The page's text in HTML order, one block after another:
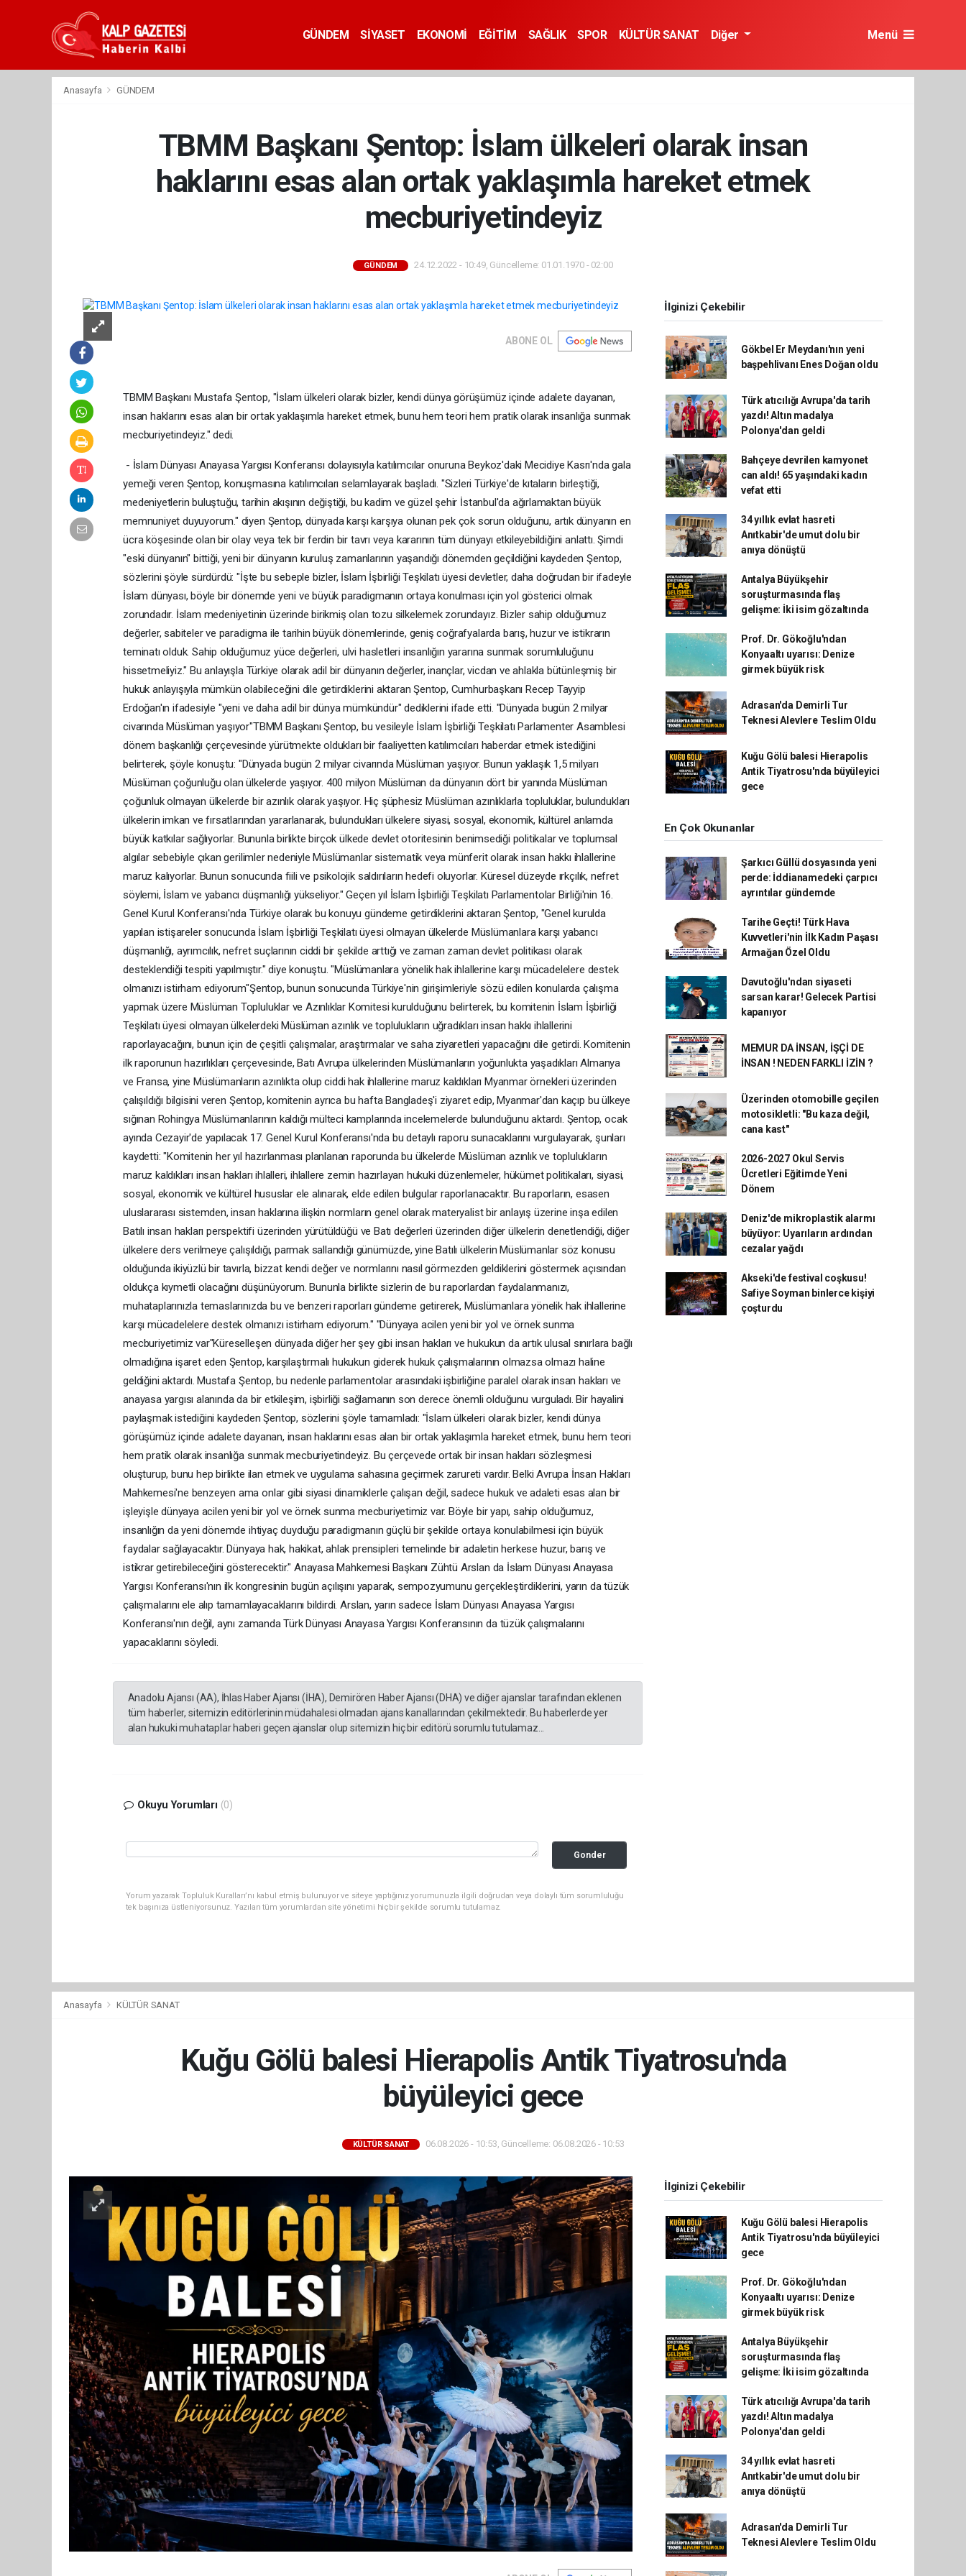
GÜNDEM SİYASET EKONOMİ EĞİTİM SAĞLIK SPOR KÜLTÜR SANAT Diğer Menü
Anasayfa GÜNDEM
TBMM Başkanı Şentop: İslam ülkeleri olarak insan
haklarını esas alan ortak yaklaşımla hareket etmek
mecburiyetindeyiz
GÜNDEM 24.12.2022 - 10:49, Güncelleme: 01.01.1970 - 02:00
ABONE OL
TBMM Başkanı Mustafa Şentop, "İslam ülkeleri olarak bizler, kendi dünya görüşümüz içinde adalete dayanan,
insan haklarını esas alan bir ortak yaklaşımla hareket etmek, bunu hem teori hem pratik olarak insanlığa sunmak
mecburiyetindeyiz." dedi.
- İslam Dünyası Anayasa Yargısı Konferansı dolayısıyla katılımcılar onuruna Beykoz'daki Mecidiye Kasrı'nda gala
yemeği veren Şentop, konuşmasına katılımcıları selamlayarak başladı. "Sizleri Türkiye'de kıtaların birleştiği,
medeniyetlerin buluştuğu, tarihin akışının değiştiği, bu kadim ve güzel şehir İstanbul'da ağırlamaktan büyük
memnuniyet duyuyorum." diyen Şentop, dünyada karşı karşıya olunan pek çok sorun olduğunu, artık dünyanın en
ücra köşesinde olan bir olay veya tek bir ferdin bir tavrı veya kararının tüm dünyayı etkileyebildiğini anlattı. Şimdi
"eski dünyanın" bittiği, yeni bir dünyanın kuruluş zamanlarının yaşandığı dönemden geçildiğini kaydeden Şentop,
sözlerini şöyle sürdürdü: "İşte bu sebeple bizler, İslam İşbirliği Teşkilatı üyesi devletler, daha doğrudan bir ifadeyle
İslam dünyası, böyle bir dönemde yeni ve büyük paradigmanın ortaya konulması için yol gösterici olmak
zorundadır. İslam medeniyetinin üzerinde birikmiş olan tozu silkelemek zorundayız. Bizler sahip olduğumuz
değerler, sabiteler ve paradigma ile tarihin büyük dönemlerinde, geniş coğrafyalarda barış, huzur ve istikrarın
teminatı olduk. Sahip olduğumuz yüce değerleri, ulvi hasletleri insanlığın yararına sunmak sorumluluğunu
hissetmeliyiz." Bu anlayışla Türkiye olarak adil bir dünyanın değerler, inançlar, vicdan ve ahlakla bütünleşmiş bir
hukuk anlayışıyla mümkün olabileceğini dile getirdiklerini aktaran Şentop, Cumhurbaşkanı Recep Tayyip
Erdoğan'ın ifadesiyle "yeni ve daha adil bir dünya mümkündür" dediklerini ifade etti. "Dünyada bugün 2 milyar
civarında Müslüman yaşıyor"TBMM Başkanı Şentop, bu vesileyle İslam İşbirliği Teşkilatı Parlamenter Asamblesi
dönem başkanlığı çerçevesinde yürütmekte oldukları bir faaliyetten katılımcıları haberdar etmek istediğini
belirterek, şöyle konuştu: "Dünyada bugün 2 milyar civarında Müslüman yaşıyor. Bunun yaklaşık 1,5 milyarı
Müslüman çoğunluğu olan ülkelerde yaşıyor. 400 milyon Müslüman da dünyanın dört bir yanında Müslüman
çoğunluk olmayan ülkelerde bir azınlık olarak yaşıyor. Hiç şüphesiz Müslüman azınlıklarla topluluklar, bulundukları
ülkelerin imkan ve fırsatlarından yararlanarak, bulundukları ülkelere siyasi, sosyal, ekonomik, kültürel anlamda
büyük katkılar sağlıyorlar. Bununla birlikte birçok ülkede devlet otoritesinin benimsediği politikalar ve toplumsal
algılar sebebiyle çıkan gerilimler nedeniyle Müslümanlar sistematik veya münferit olarak insan hakkı ihlallerine
maruz kalıyorlar. Bunun sonucunda fiili ve psikolojik saldırıların hedefi oluyorlar. Küresel düzeyde ırkçılık, nefret
söylemi, İslam ve yabancı düşmanlığı yükseliyor." Geçen yıl İslam İşbirliği Teşkilatı Parlamentolar Birliği'nin 16.
Genel Kurul Konferansı'nda Türkiye olarak bu konuyu gündeme getirdiklerini aktaran Şentop, "Genel kurulda
yapılan istişareler sonucunda İslam İşbirliği Teşkilatı üyesi olmayan ülkelerde Müslümanlara karşı yabancı
düşmanlığı, ayrımcılık, nefret suçlarının ciddi bir şekilde arttığı ve zaman zaman devlet politikası olarak
desteklendiği tespiti yapılmıştır." diye konuştu. "Müslümanlara yönelik hak ihlallerine karşı mücadelelere destek
olmanızı istirham ediyorum"Şentop, bunun sonucunda Türkiye'nin girişimleriyle sözü edilen konularda çalışma
yapmak üzere Müslüman Topluluklar ve Azınlıklar Komitesi kurulduğunu belirterek, bu komitenin İslam İşbirliği
Teşkilatı üyesi olmayan ülkelerdeki Müslüman azınlık ve toplulukların uğradıkları insan hakkı ihlallerini
raporlayacağını, bunun için de çeşitli çalışmalar, araştırmalar ve saha ziyaretleri yapacağını dile getirdi. Komitenin
ilk raporunun hazırlıkları çerçevesinde, Batı Avrupa ülkelerinden Müslümanların yoğunlukta yaşadıkları Almanya
ve Fransa, yine Müslümanların azınlıkta olup ciddi hak ihlallerine maruz kaldıkları Myanmar örnekleri üzerinden
çalışıldığı bilgisini veren Şentop, komitenin ayrıca bu hafta Bangladeş'i ziyaret edip, Myanmar'dan kaçıp bu ülkeye
sığınan Rohingya Müslümanlarının kaldığı mülteci kamplarında incelemelerde bulunduğunu aktardı. Şentop, ocak
ayında Cezayir'de yapılacak 17. Genel Kurul Konferansı'nda bu detaylı raporu sunacaklarını vurgulayarak, şunları
kaydetti: "Komitenin her yıl hazırlanması planlanan raporunda bu ülkelerde Müslüman azınlık ve toplulukların
maruz kaldıkları insan hakları ihlalleri, ihlallere zemin hazırlayan hukuki düzenlemeler, hükümet politikaları, siyasi,
sosyal, ekonomik ve kültürel hususlar ele alınarak, elde edilen bulgular raporlanacaktır. Bu raporların, esasen
uluslararası sistemden, insan haklarına ilişkin normların genel olarak materyalist bir anlayış üzerine inşa edilen
Batılı insan hakları perspektifi üzerinden yürütüldüğü ve Batı değerleri üzerinden diğer ülkelerin denetlendiği, diğer
ülkelere ders verilmeye çalışıldığı, parmak sallandığı günümüzde, yine Batılı ülkelerin Müslümanlar söz konusu
olduğunda ikiyüzlü bir tavırla, bizzat kendi değer ve normlarını nasıl görmezden geldiklerini göstermek açısından
oldukça kıymetli olacağını düşünüyorum. Bununla birlikte sizlerin de bu raporlardan faydalanmanızı,
muhataplarınızla temaslarınızda bu ve benzeri raporları gündeme getirerek, Müslümanlara yönelik hak ihlallerine
karşı mücadelelere destek olmanızı istirham ediyorum." "Dünyaya acilen yeni bir yol ve örnek sunma
mecburiyetimiz var"Küreselleşen dünyada diğer her şey gibi insan hakları ve hukukun da artık ulusal sınırlara bağlı
olmadığına işaret eden Şentop, karşılaştırmalı hukukun giderek hukuk çalışmalarının olmazsa olmazı haline
geldiğini aktardı. Mustafa Şentop, bu nedenle parlamentolar arasındaki işbirliğine paralel olarak insan hakları ve
anayasa yargısı alanında da bir etkileşim, işbirliği sağlamanın son derece önemli olduğunu vurguladı. Bir hayalini
paylaşmak istediğini kaydeden Şentop, sözlerini şöyle tamamladı: "İslam ülkeleri olarak bizler, kendi dünya
görüşümüz içinde adalete dayanan, insan haklarını esas alan bir ortak yaklaşımla hareket etmek, bunu hem teori
hem pratik olarak insanlığa sunmak mecburiyetindeyiz. Bu çerçevede ortak bir insan hakları sözleşmesi
oluşturup, bunu hep birlikte ilan etmek ve uygulama sahasına geçirmek zarureti vardır. Belki Avrupa İnsan Hakları
Mahkemesi'ne benzeyen ama onlar gibi siyasi dinamiklerle çalışan değil, sadece hukuk ve adaleti esas alan bir
işleyişle dünyaya acilen yeni bir yol ve örnek sunma mecburiyetimiz var. Böyle bir yapı, sahip olduğumuz,
insanlığın da yeni dönemde ihtiyaç duyduğu paradigmanın güçlü bir şekilde ortaya konulabilmesi için büyük
faydalar sağlayacaktır. Dünyaya hak, hakikat, ahlak prensipleri temelinde bir adaletin herkese huzur, barış ve
istikrar getirebileceğini gösterecektir." Anayasa Mahkemesi Başkanı Zühtü Arslan da İslam Dünyası Anayasa
Yargısı Konferansı'nın ilk kongresinin bugün açılışını yaparak, sempozyumunu gerçekleştirdiklerini, yarın da tüzük
çalışmalarını ele alıp tamamlayacaklarını bildirdi. Arslan, yarın sadece İslam Dünyası Anayasa Yargısı
Konferansı'nın değil, aynı zamanda Türk Dünyası Anayasa Yargısı Konferansının da tüzük çalışmalarını
yapacaklarını söyledi.
Anadolu Ajansı (AA), İhlas Haber Ajansı (İHA), Demirören Haber Ajansı (DHA) ve diğer ajanslar tarafından eklenen
tüm haberler, sitemizin editörlerinin müdahalesi olmadan ajans kanallarından çekilmektedir. Bu haberlerde yer
alan hukuki muhataplar haberi geçen ajanslar olup sitemizin hiç bir editörü sorumlu tutulamaz...
Okuyu Yorumları (0)
Gonder
Yorum yazarak Topluluk Kuralları’nı kabul etmiş bulunuyor ve siteye yaptığınız yorumunuzla ilgili doğrudan veya dolaylı tüm sorumluluğu
tek başınıza üstleniyorsunuz. Yazılan tüm yorumlardan site yönetimi hiçbir şekilde sorumlu tutulamaz.
İlginizi Çekebilir
Gökbel Er Meydanı'nın yeni
başpehlivanı Enes Doğan oldu
Türk atıcılığı Avrupa'da tarih
yazdı! Altın madalya
Polonya'dan geldi
Bahçeye devrilen kamyonet
can aldı! 65 yaşındaki kadın
vefat etti
34 yıllık evlat hasreti
Anıtkabir'de umut dolu bir
anıya dönüştü
Antalya Büyükşehir
soruşturmasında flaş
gelişme: İki isim gözaltında
Prof. Dr. Gökoğlu'ndan
Konyaaltı uyarısı: Denize
girmek büyük risk
Adrasan'da Demirli Tur
Teknesi Alevlere Teslim Oldu
Kuğu Gölü balesi Hierapolis
Antik Tiyatrosu'nda büyüleyici
gece
En Çok Okunanlar
Şarkıcı Güllü dosyasında yeni
perde: İddianamedeki çarpıcı
ayrıntılar gündemde
Tarihe Geçti! Türk Hava
Kuvvetleri'nin İlk Kadın Paşası
Armağan Özel Oldu
Davutoğlu'ndan siyaseti
sarsan karar! Gelecek Partisi
kapanıyor
MEMUR DA İNSAN, İŞÇİ DE
İNSAN ! NEDEN FARKLI İZİN ?
Üzerinden otomobille geçilen
motosikletli: "Bu kaza değil,
cana kast"
2026-2027 Okul Servis
Ücretleri Eğitimde Yeni
Dönem
Deniz'de mikroplastik alarmı
büyüyor: Uyarıların ardından
cezalar yağdı
Akseki'de festival coşkusu!
Safiye Soyman binlerce kişiyi
çoşturdu
Anasayfa KÜLTÜR SANAT
Kuğu Gölü balesi Hierapolis Antik Tiyatrosu'nda
büyüleyici gece
KÜLTÜR SANAT 06.08.2026 - 10:53, Güncelleme: 06.08.2026 - 10:53
İlginizi Çekebilir
Kuğu Gölü balesi Hierapolis
Antik Tiyatrosu'nda büyüleyici
gece
Prof. Dr. Gökoğlu'ndan
Konyaaltı uyarısı: Denize
girmek büyük risk
Antalya Büyükşehir
soruşturmasında flaş
gelişme: İki isim gözaltında
Türk atıcılığı Avrupa'da tarih
yazdı! Altın madalya
Polonya'dan geldi
34 yıllık evlat hasreti
Anıtkabir'de umut dolu bir
anıya dönüştü
Adrasan'da Demirli Tur
Teknesi Alevlere Teslim Oldu